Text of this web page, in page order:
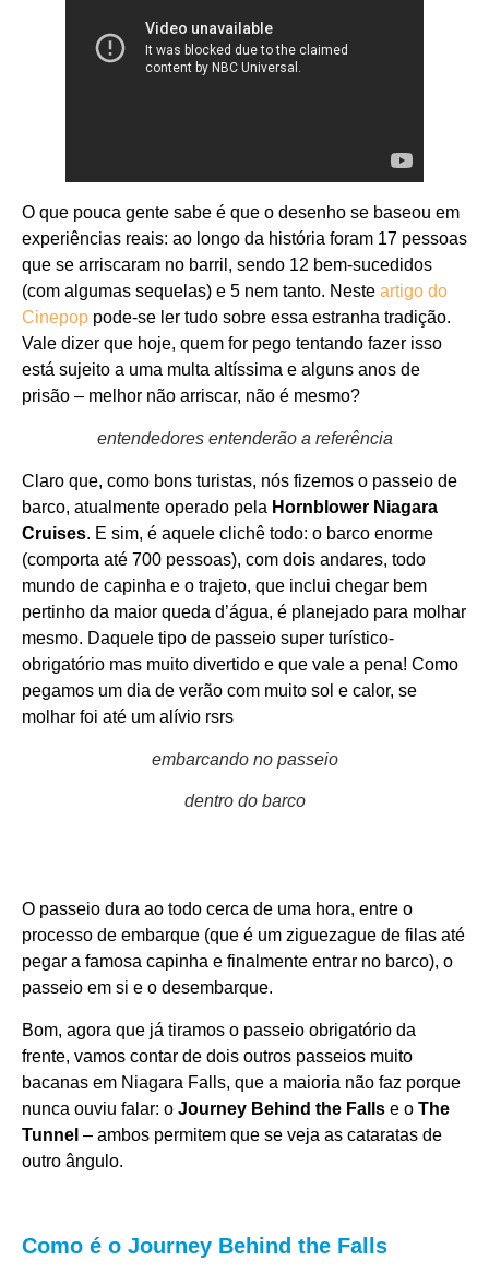
O que pouca gente sabe é que o desenho se baseou em
experiências reais: ao longo da história foram 17 pessoas
que se arriscaram no barril, sendo 12 bem-sucedidos
(com algumas sequelas) e 5 nem tanto. Neste artigo do
Cinepop pode-se ler tudo sobre essa estranha tradição.
Vale dizer que hoje, quem for pego tentando fazer isso
está sujeito a uma multa altíssima e alguns anos de
prisão – melhor não arriscar, não é mesmo?
entendedores entenderão a referência
Claro que, como bons turistas, nós fizemos o passeio de
barco, atualmente operado pela Hornblower Niagara
Cruises. E sim, é aquele clichê todo: o barco enorme
(comporta até 700 pessoas), com dois andares, todo
mundo de capinha e o trajeto, que inclui chegar bem
pertinho da maior queda d’água, é planejado para molhar
mesmo. Daquele tipo de passeio super turístico-
obrigatório mas muito divertido e que vale a pena! Como
pegamos um dia de verão com muito sol e calor, se
molhar foi até um alívio rsrs
embarcando no passeio
dentro do barco
O passeio dura ao todo cerca de uma hora, entre o
processo de embarque (que é um ziguezague de filas até
pegar a famosa capinha e finalmente entrar no barco), o
passeio em si e o desembarque.
Bom, agora que já tiramos o passeio obrigatório da
frente, vamos contar de dois outros passeios muito
bacanas em Niagara Falls, que a maioria não faz porque
nunca ouviu falar: o Journey Behind the Falls e o The
Tunnel – ambos permitem que se veja as cataratas de
outro ângulo.
Como é o Journey Behind the Falls